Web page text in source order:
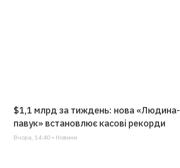
$1,1 млрд за тиждень: нова «Людина-
павук» встановлює касові рекорди
Вчора, 14:40 • Новини